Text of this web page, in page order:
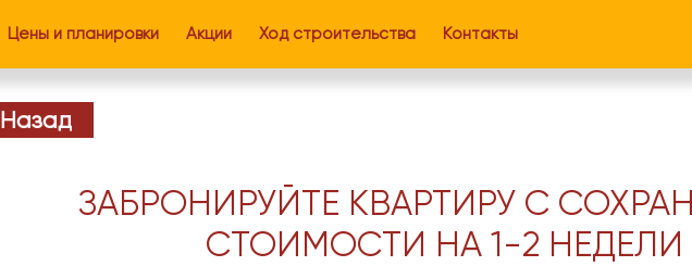
Цены и планировки Акции Ход строительства Контакты
Назад
ЗАБРОНИРУЙТЕ КВАРТИРУ С
СТОИМОСТИ НА 1-2 НЕДЕЛИ
Заявка на Трейд-ИН
Номер телефона